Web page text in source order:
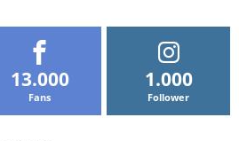
13.000
Fans
1.000
Follower